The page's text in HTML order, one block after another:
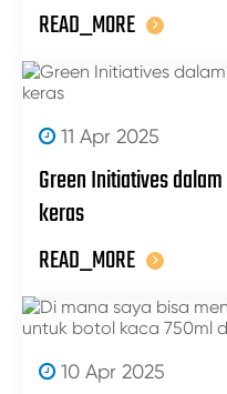
READ_MORE
11 Apr 2025
Green Initiatives
keras
READ_MORE
10 Apr 2025